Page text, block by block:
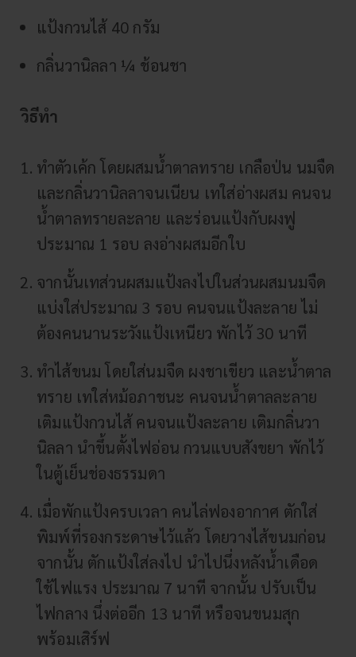
แป้งกวนไส้ 40 กรัม
กลิ่นวานิลลา ¼ ช้อนชา
วิธีทำ
ทำตัวเค้ก โดยผสมน้ำตาลทราย เกลือป่น นมจืด
และกลิ่นวานิลลาจนเนียน เทใส่อ่างผสม คนจน
น้ำตาลทรายละลาย และร่อนแป้งกับผงฟู
ประมาณ 1 รอบ ลงอ่างผสมอีกใบ
จากนั้นเทส่วนผสมแป้งลงไปในส่วนผสมนมจืด
แบ่งใส่ประมาณ 3 รอบ คนจนแป้งละลาย ไม่
ต้องคนนานระวังแป้งเหนียว พักไว้ 30 นาที
ทำไส้ขนม โดยใส่นมจืด ผงชาเขียว และน้ำตาล
ทราย เทใส่หม้อภาชนะ คนจนน้ำตาลละลาย
เติมแป้งกวนไส้ คนจนแป้งละลาย เติมกลิ่นวา
นิลลา นำขึ้นตั้งไฟอ่อน กวนแบบสังขยา พักไว้
ในตู้เย็นช่องธรรมดา
เมื่อพักแป้งครบเวลา คนไล่ฟองอากาศ ตักใส่
พิมพ์ที่รองกระดาษไว้แล้ว โดยวางไส้ขนมก่อน
จากนั้น ตักแป้งใส่ลงไป นำไปนึ่งหลังน้ำเดือด
ใช้ไฟแรง ประมาณ 7 นาที จากนั้น ปรับเป็น
ไฟกลาง นึ่งต่ออีก 13 นาที หรือจนขนมสุก
พร้อมเสิร์ฟ